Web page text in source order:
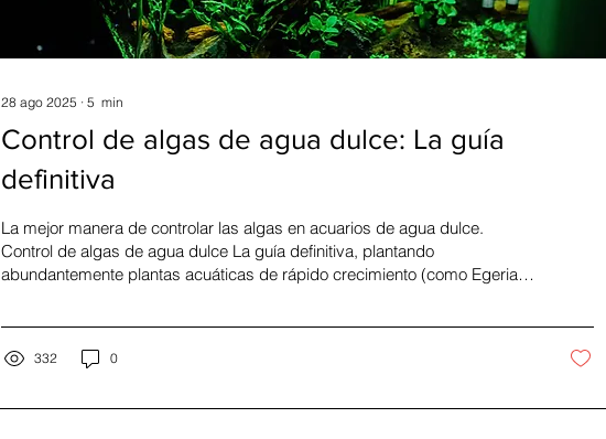
28 ago 2025 ∙ 5 min
Control de algas de agua dulce: La guía
definitiva
La mejor manera de controlar las algas en acuarios de agua dulce.
Control de algas de agua dulce La guía definitiva, plantando
abundantemente plantas acuáticas de rápido crecimiento (como Egeria
naturales como el camarón Amano (Caridina multidentata).
332 0